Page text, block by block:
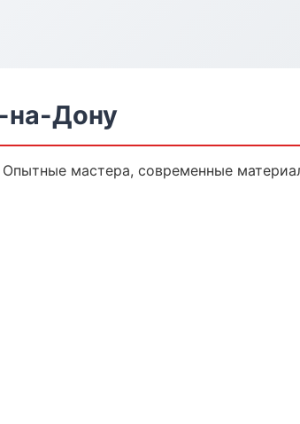
на-Дону
Опытные мастера, современные